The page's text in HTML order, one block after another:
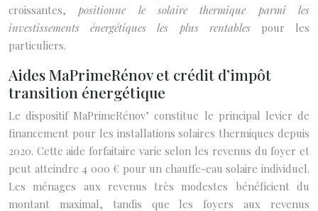
croissantes, positionne le solaire thermique parmi les
investissements énergétiques les plus rentablespour les
particuliers.
Aides MaPrimeRénov et crédit d’impôt
transition énergétique
Le dispositif MaPrimeRénov’ constitue le principal levier de
financement pour les installations solaires thermiques depuis
2020. Cette aide forfaitaire varie selon les revenus du foyer et
peut atteindre 4 000 € pour un chauffe-eau solaire individuel.
Les ménages aux revenus très modestes bénéficient du
montant maximal, tandis que les foyers aux revenus